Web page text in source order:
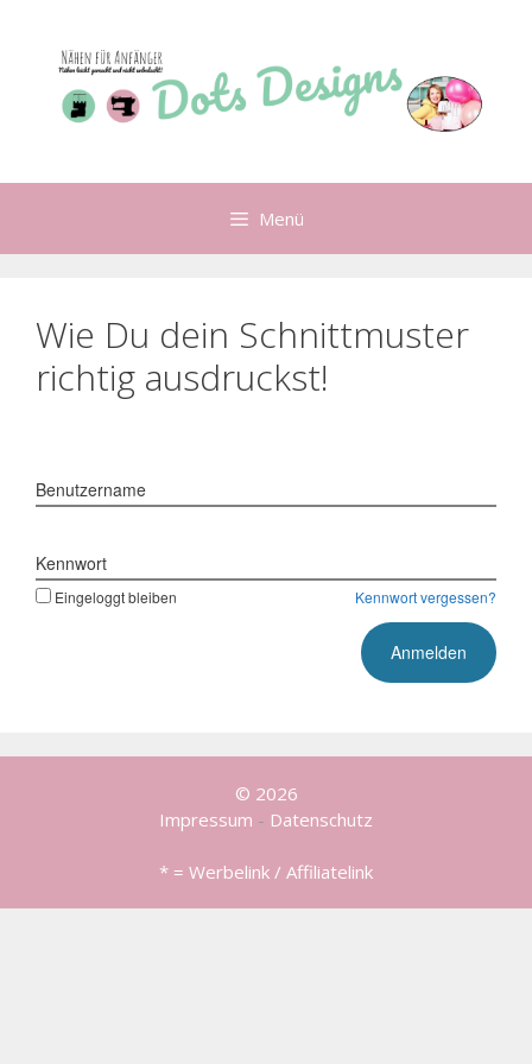
springen
Menü
Wie Du dein Schnittmuster
richtig ausdruckst!
Benutzername
Kennwort
Eingeloggt bleiben Kennwort vergessen?
© 2026
Impressum - Datenschutz
* = Werbelink / Affiliatelink